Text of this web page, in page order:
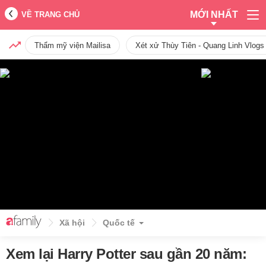
VỀ TRANG CHỦ MỚI NHẤT
Thẩm mỹ viện Mailisa Xét xử Thùy Tiên - Quang Linh
Xã hội Quốc tế
Xem lại Harry Potter sau gần 20 năm: